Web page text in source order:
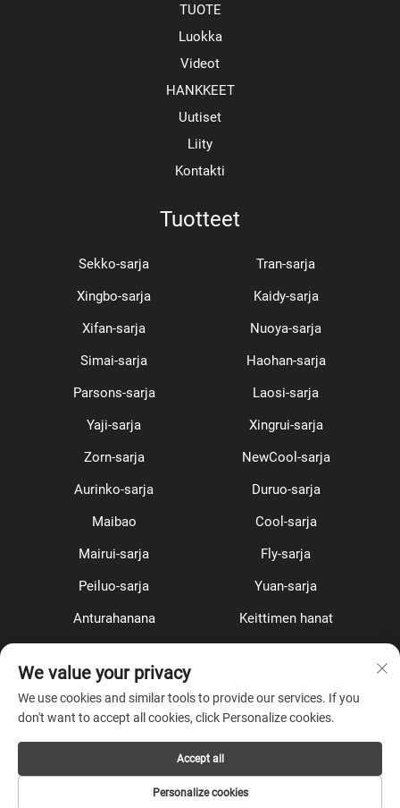
TUOTE
Luokka
Videot
HANKKEET
Uutiset
Liity
Kontakti
Tuotteet
Sekko-sarja
Tran-sarja
Xingbo-sarja
Kaidy-sarja
Xifan-sarja
Nuoya-sarja
Simai-sarja
Haohan-sarja
Parsons-sarja
Laosi-sarja
Yaji-sarja
Xingrui-sarja
Zorn-sarja
NewCool-sarja
Aurinko-sarja
Duruo-sarja
Maibao
Cool-sarja
Mairui-sarja
Fly-sarja
Peiluo-sarja
Yuan-sarja
Anturahanana
Keittimen hanat
Tarvikkeet
TIETOA YRITYKSESTÄ
Tietosuojakäytäntö
We value your privacy
We use cookies and similar tools to provide our services. If you
don't want to accept all cookies, click Personalize cookies.
Personalize cookies
Accept all